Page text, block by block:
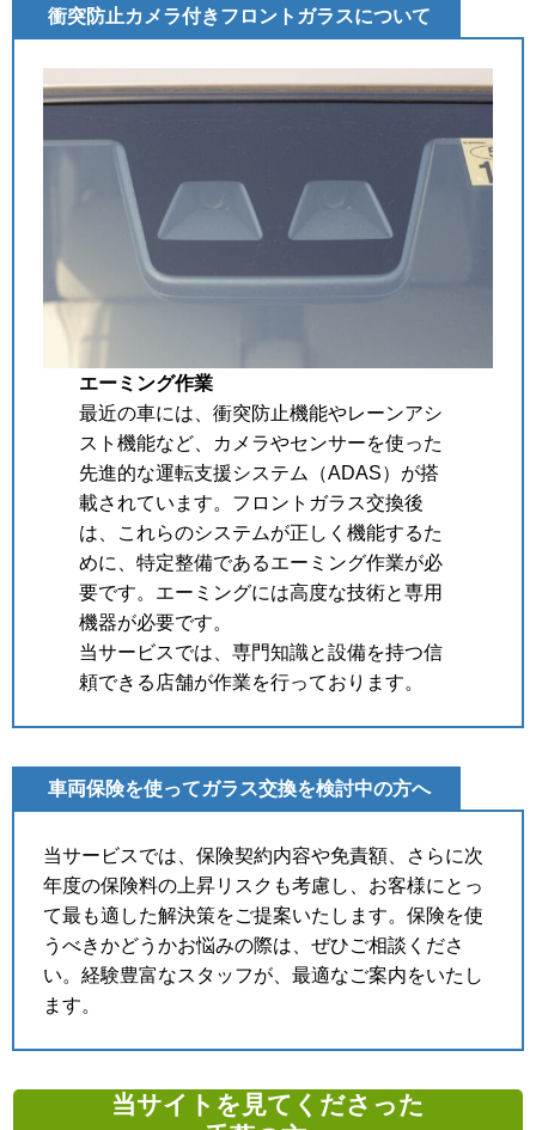
衝突防止カメラ付きフロントガラスについて
エーミング作業
最近の車には、衝突防止機能やレーンアシ
スト機能など、カメラやセンサーを使った
先進的な運転支援システム（ADAS）が搭
載されています。フロントガラス交換後
は、これらのシステムが正しく機能するた
めに、特定整備であるエーミング作業が必
要です。エーミングには高度な技術と専用
機器が必要です。
当サービスでは、専門知識と設備を持つ信
頼できる店舗が作業を行っております。
車両保険を使ってガラス交換を検討中の方へ
当サービスでは、保険契約内容や免責額、さらに次
年度の保険料の上昇リスクも考慮し、お客様にとっ
て最も適した解決策をご提案いたします。保険を使
うべきかどうかお悩みの際は、ぜひご相談くださ
い。経験豊富なスタッフが、最適なご案内をいたし
ます。
当サイトを見てくださった